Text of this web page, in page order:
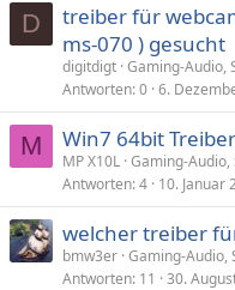
D
treiber für
ms-070 ) gesucht
digitdigt Gaming-Audio,
Antworten 0 6.
M Win7 64bit
MP X10L Gaming-Audio,
Antworten 4 10. Januar
welcher treiber
bmw3er Gaming-Audio,
Antworten 11 30.